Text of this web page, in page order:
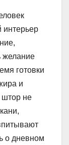
интерьер
желание
готовки
и
штор не
о дневном